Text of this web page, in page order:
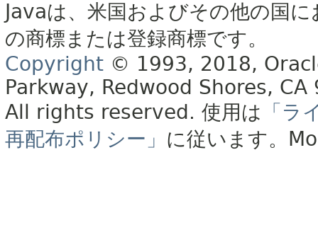
Javaは、米国およびその他の国
の商標または登録商標です。
Copyright © 1993, 2018,
Parkway, Redwood Shores, CA
All rights reserved. 使用は 「ラ
再配布ポリシー」 に従います。